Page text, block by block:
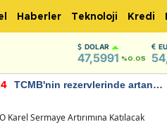
Haberler Teknoloji Kredi
DOLAR
47,5991 %0.05
TCMB'nin rezervlerinde artan
Karel Sermaye Artırımına Katılacak